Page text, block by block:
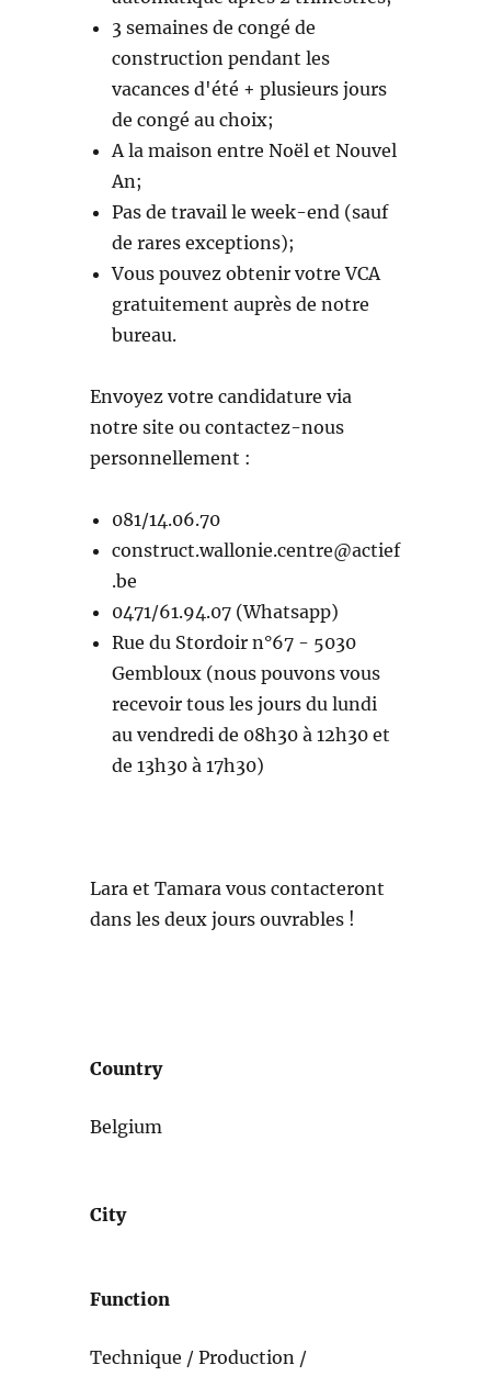
3 semaines de congé de
construction pendant les
vacances d'été + plusieurs jours
de congé au choix;
A la maison entre Noël et Nouvel
An;
Pas de travail le week-end (sauf
de rares exceptions);
Vous pouvez obtenir votre VCA
gratuitement auprès de notre
bureau.
Envoyez votre candidature via
notre site ou contactez-nous
personnellement :
081/14.06.70
construct.wallonie.centre@actief
.be
0471/61.94.07 (Whatsapp)
Rue du Stordoir n°67 - 5030
Gembloux (nous pouvons vous
recevoir tous les jours du lundi
au vendredi de 08h30 à 12h30 et
de 13h30 à 17h30)
Lara et Tamara vous contacteront
dans les deux jours ouvrables !
Country
Belgium
City
Function
Technique / Production /